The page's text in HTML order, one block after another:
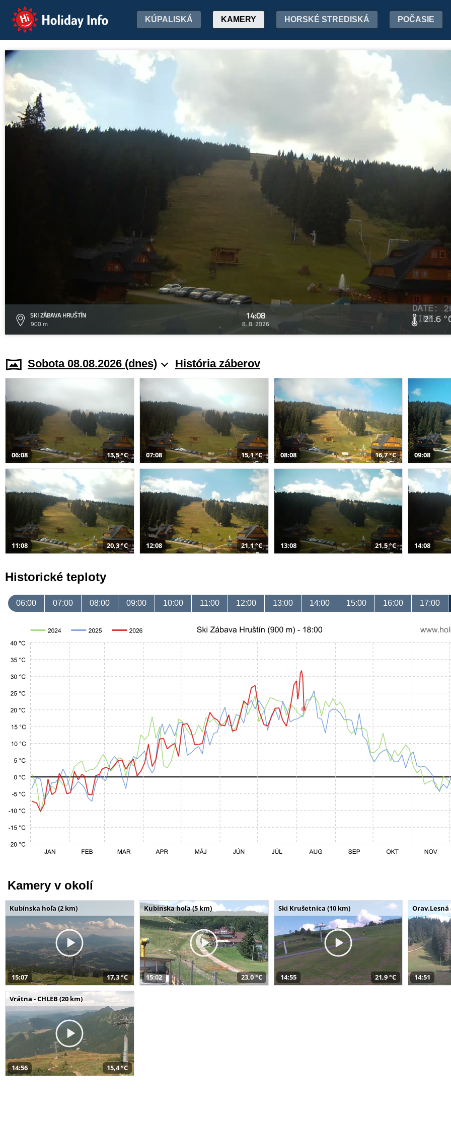
Holiday Info KÚPALISKÁ KAMERY HORSKÉ STREDISKÁ POČASIE
SKI ZÁBAVA HRUŠTÍN
900 m
14:08
8. 8. 2026 21.6
Sobota 08.08.2026 (dnes) História záberov
06:08 13,5 °C 07:08 15,1 °C 08:08 16,7 °C 09:08
11:08 20,3 °C 12:08 21,1 °C 13:08 21,5 °C 14:08
Historické teploty
06:00 07:00 08:00 09:00 10:00 11:00 12:00 13:00 14:00 15:00 16:00 17:00
Kamery v okolí
Kubínska hoľa (2 km)
15:07 17,3 °C
Kubínska hoľa (5 km)
15:02 23,0 °C
Ski Krušetnica (10 km)
14:55 21,9 °C
Orav.Lesná
14:51
Vrátna - CHLEB (20 km)
14:56 15,4 °C